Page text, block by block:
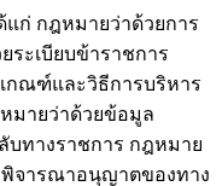
แก่ กฎหมายว่าด้วยการ
ระเบียบข้าราชการ
กณฑ์และวิธีการบริหาร
มายว่าด้วยข้อมูล
บทางราชการ กฎหมาย
พิจารณาอนุญาตของทาง